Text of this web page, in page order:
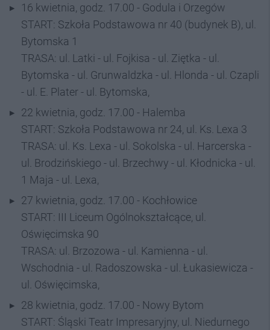
16 kwietnia, godz. 17.00 - Godula i Orzegów
START: Szkoła Podstawowa nr 40 (budynek B), ul.
Bytomska 1
TRASA: ul. Latki - ul. Fojkisa - ul. Ziętka - ul.
Bytomska - ul. Grunwaldzka - ul. Hlonda - ul. Czapli
- ul. E. Plater - ul. Bytomska,
22 kwietnia, godz. 17.00 - Halemba
START: Szkoła Podstawowa nr 24, ul. Ks. Lexa 3
TRASA: ul. Ks. Lexa - ul. Sokolska - ul. Harcerska -
ul. Brodzińskiego - ul. Brzechwy - ul. Kłodnicka - ul.
1 Maja - ul. Lexa,
27 kwietnia, godz. 17.00 - Kochłowice
START: III Liceum Ogólnokształcące, ul.
Oświęcimska 90
TRASA: ul. Brzozowa - ul. Kamienna - ul.
Wschodnia - ul. Radoszowska - ul. Łukasiewicza -
ul. Oświęcimska,
28 kwietnia, godz. 17.00 - Nowy Bytom
START: Śląski Teatr Impresaryjny, ul. Niedurnego